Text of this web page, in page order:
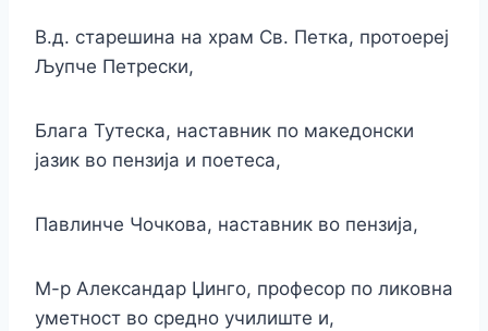
В.д. старешина на храм Св. Петка, протоереј
Љупче Петрески,
Блага Тутеска, наставник по македонски
јазик во пензија и поетеса,
Павлинче Чочкова, наставник во пензија,
М-р Александар Џинго, професор по ликовна
уметност во средно училиште и,